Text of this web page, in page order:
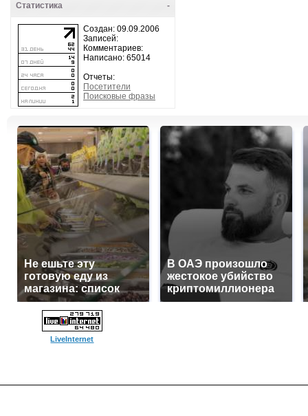
-
Статистика
Создан: 09.09.2006
Записей:
Комментариев:
Написано: 65014
Отчеты:
Посетители
Поисковые фразы
Не ешьте эту
готовую еду из
магазина: список
В ОАЭ произошло
жестокое убийство
криптомиллионера
LiveInternet